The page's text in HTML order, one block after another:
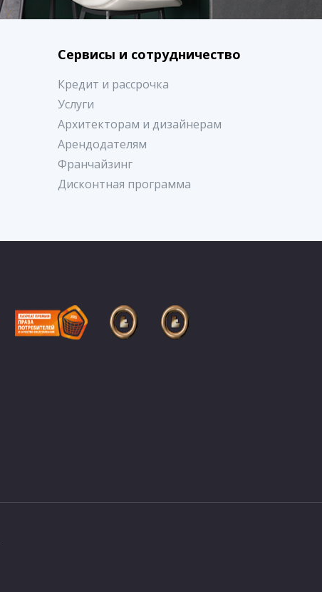
Сервисы и сотрудничество
Кредит и рассрочка
Услуги
Архитекторам и дизайнерам
Арендодателям
Франчайзинг
Дисконтная программа